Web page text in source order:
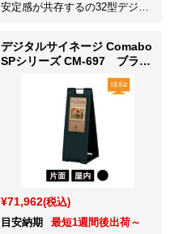
安定感が共存するの32型デジタ
デジタルサイネージ Comabo
SPシリーズ CM-697 ブラッ
¥71,962(税込)
目安納期
最短1週間後出荷～